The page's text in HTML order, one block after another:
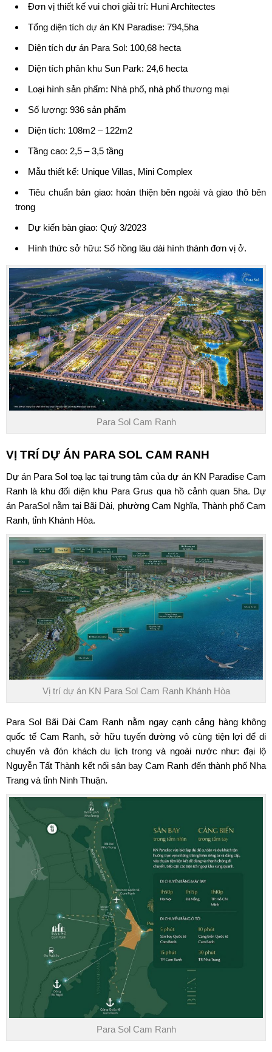
Đơn vị thiết kế vui chơi giải trí: Huni Architectes
Tổng diện tích dự án KN Paradise: 794,5ha
Diện tích dự án Para Sol: 100,68 hecta
Diện tích phân khu Sun Park: 24,6 hecta
Loại hình sản phẩm: Nhà phố, nhà phố thương mại
Số lượng: 936 sản phẩm
Diện tích: 108m2 – 122m2
Tầng cao: 2,5 – 3,5 tầng
Mẫu thiết kế: Unique Villas, Mini Complex
Tiêu chuẩn bàn giao: hoàn thiện bên ngoài và giao thô bên
trong
Dự kiến bàn giao: Quý 3/2023
Hình thức sở hữu: Sổ hồng lâu dài hình thành đơn vị ở.
Para Sol Cam Ranh
VỊ TRÍ DỰ ÁN PARA SOL CAM RANH
Dự án Para Sol toạ lạc tại trung tâm của dự án KN Paradise Cam
Ranh là khu đối diện khu Para Grus qua hồ cảnh quan 5ha. Dự
án ParaSol nằm tại Bãi Dài, phường Cam Nghĩa, Thành phố Cam
Ranh, tỉnh Khánh Hòa.
Vị trí dự án KN Para Sol Cam Ranh Khánh Hòa
Para Sol Bãi Dài Cam Ranh nằm ngay cạnh cảng hàng không
quốc tế Cam Ranh, sở hữu tuyến đường vô cùng tiện lợi để di
chuyển và đón khách du lịch trong và ngoài nước như: đại lộ
Nguyễn Tất Thành kết nối sân bay Cam Ranh đến thành phố Nha
Trang và tỉnh Ninh Thuận.
Para Sol Cam Ranh